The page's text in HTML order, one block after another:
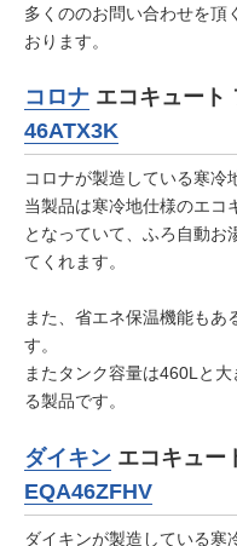
多くののお問い合わせを頂
おります。
コロナ エコキュート
46ATX3K
コロナが製造している寒冷
当製品は寒冷地仕様のエコ
となっていて、ふろ自動お
てくれます。
また、省エネ保温機能もあ
す。
またタンク容量は460Lと
る製品です。
ダイキン エコキュー
EQA46ZFHV
ダイキンが製造している寒